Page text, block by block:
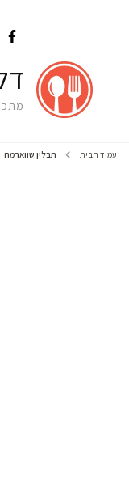
עמוד הבית תבלין שווארמה